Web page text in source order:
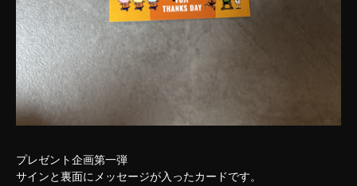
プレゼント企画第一弾
サインと裏面にメッセージが入ったカードです。